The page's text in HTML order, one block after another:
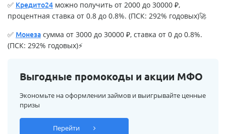
✅ Кредито24 можно получить от 2000 до 30000 ₽,
процентная ставка от 0.8 до 0.8%. (ПСК: 292% годовых)🚀
✅ Монеза сумма от 3000 до 30000 ₽, ставка от 0 до 0.8%.
(ПСК: 292% годовых)⚡
Выгодные промокоды и акции МФО
Экономьте на оформлении займов и выигрывайте ценные
призы
Перейти